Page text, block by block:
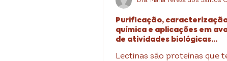
Purificação,
química e aplicações em
de atividades biológicas...
Lectinas são proteínas que